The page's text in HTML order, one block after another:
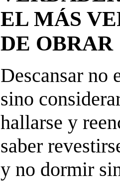
EL MÁS
DE OBRAR
Descansar no
sino
hallarse y
saber
y no dormir